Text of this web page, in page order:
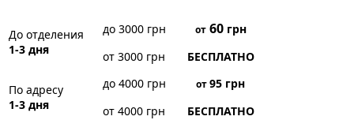
До отделения
1-3 дня
до 3000 грн от60грн
от 3000 грн
БЕСПЛАТНО
По адресу
1-3 дня
до 4000 грн от95 грн
от 4000 грн
БЕСПЛАТНО